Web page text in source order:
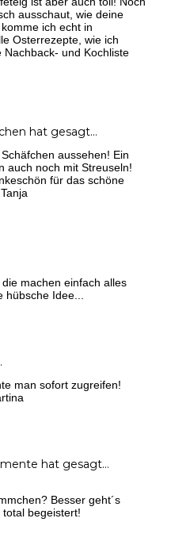
ausschaut, wie deine
ich echt in
Osterrezepte, wie ich
und Kochliste
hat gesagt…
aussehen! Ein
auch noch mit Streuseln!
für das schöne
machen einfach alles
Idee...
man sofort zugreifen!
hat gesagt…
Besser geht´s
begeistert!